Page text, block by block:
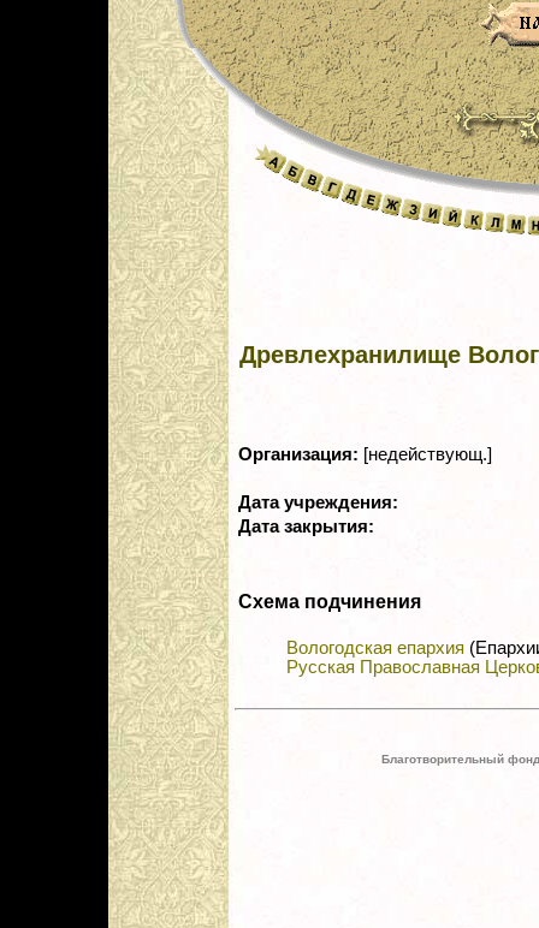
Древлехранилище
Организация: [недействующ.]
Дата учреждения:
Дата закрытия:
Схема подчинения
Вологодская епархия
Русская Православная
Благотворительный